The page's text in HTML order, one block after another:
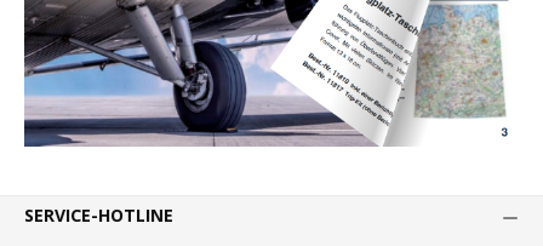
SERVICE-HOTLINE